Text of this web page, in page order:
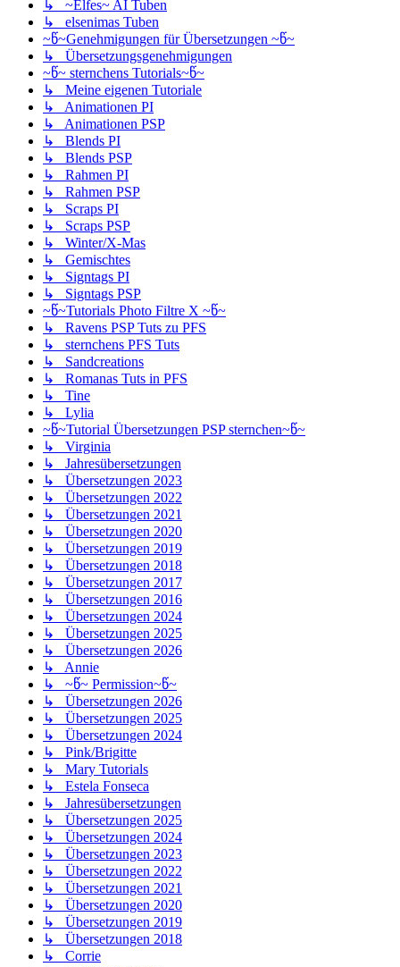
↳ ~Elfes~ AI Tuben
↳ elsenimas Tuben
~წ~Genehmigungen für Übersetzungen ~წ~
↳ Übersetzungsgenehmigungen
~წ~ sternchens Tutorials~წ~
↳ Meine eigenen Tutoriale
↳ Animationen PI
↳ Animationen PSP
↳ Blends PI
↳ Blends PSP
↳ Rahmen PI
↳ Rahmen PSP
↳ Scraps PI
↳ Scraps PSP
↳ Winter/X-Mas
↳ Gemischtes
↳ Signtags PI
↳ Signtags PSP
~წ~Tutorials Photo Filtre X ~წ~
↳ Ravens PSP Tuts zu PFS
↳ sternchens PFS Tuts
↳ Sandcreations
↳ Romanas Tuts in PFS
↳ Tine
↳ Lylia
~წ~Tutorial Übersetzungen PSP sternchen~წ~
↳ Virginia
↳ Jahresübersetzungen
↳ Übersetzungen 2023
↳ Übersetzungen 2022
↳ Übersetzungen 2021
↳ Übersetzungen 2020
↳ Übersetzungen 2019
↳ Übersetzungen 2018
↳ Übersetzungen 2017
↳ Übersetzungen 2016
↳ Übersetzungen 2024
↳ Übersetzungen 2025
↳ Übersetzungen 2026
↳ Annie
↳ ~წ~ Permission~წ~
↳ Übersetzungen 2026
↳ Übersetzungen 2025
↳ Übersetzungen 2024
↳ Pink/Brigitte
↳ Mary Tutorials
↳ Estela Fonseca
↳ Jahresübersetzungen
↳ Übersetzungen 2025
↳ Übersetzungen 2024
↳ Übersetzungen 2023
↳ Übersetzungen 2022
↳ Übersetzungen 2021
↳ Übersetzungen 2020
↳ Übersetzungen 2019
↳ Übersetzungen 2018
↳ Corrie